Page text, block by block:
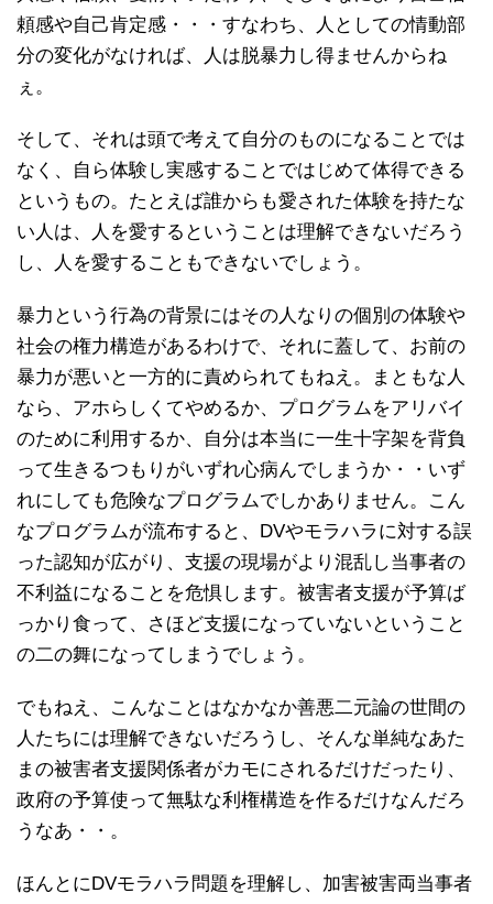
頼感や自己肯定感・・・すなわち、人としての情動部
分の変化がなければ、人は脱暴力し得ませんからね
ぇ。
そして、それは頭で考えて自分のものになることでは
なく、自ら体験し実感することではじめて体得できる
というもの。たとえば誰からも愛された体験を持たな
い人は、人を愛するということは理解できないだろう
し、人を愛することもできないでしょう。
暴力という行為の背景にはその人なりの個別の体験や
社会の権力構造があるわけで、それに蓋して、お前の
暴力が悪いと一方的に責められてもねえ。まともな人
なら、アホらしくてやめるか、プログラムをアリバイ
のために利用するか、自分は本当に一生十字架を背負
って生きるつもりがいずれ心病んでしまうか・・いず
れにしても危険なプログラムでしかありません。こん
なプログラムが流布すると、DVやモラハラに対する誤
った認知が広がり、支援の現場がより混乱し当事者の
不利益になることを危惧します。被害者支援が予算ば
っかり食って、さほど支援になっていないということ
の二の舞になってしまうでしょう。
でもねえ、こんなことはなかなか善悪二元論の世間の
人たちには理解できないだろうし、そんな単純なあた
まの被害者支援関係者がカモにされるだけだったり、
政府の予算使って無駄な利権構造を作るだけなんだろ
うなあ・・。
ほんとにDVモラハラ問題を理解し、加害被害両当事者